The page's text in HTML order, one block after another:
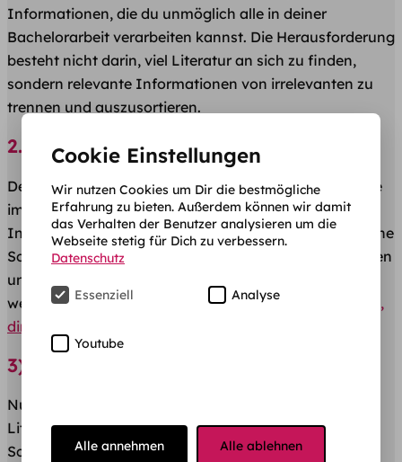
Informationen, die du unmöglich alle in deiner
Bachelorarbeit verarbeiten kannst. Die Herausforderung
besteht nicht darin, viel Literatur an sich zu finden,
sondern relevante Informationen von irrelevanten zu
trennen und auszusortieren.
2.) Tipps vom Prof
Deine Profs können dir helfen! ​Diese Person ist Experte
im Verfassen solcher Arbeiten und haben Zugriff auf
Informationen, die dir noch verborgen sind. Daher keine
Scheu und frag nach Literatur, eventueller Anlaufstellen
und nach Autoren die für dein Thema empfohlen
werden. Hier findest du
Tipps wie du deinem Prof hilfst,
dir zu helfen.
3) Literatur suchen
Nun geht es an die Auffindung verschiedenster
Literatur zum Thema. Als Erstes solltest du dir
Schlagwörter setzen, um das Beschaffungsfeld
Cookie Einstellungen
Wir nutzen Cookies um Dir die bestmögliche
Erfahrung zu bieten. Außerdem können wir damit
das Verhalten der Benutzer analysieren um die
Webseite stetig für Dich zu verbessern.
Datenschutz
Essenziell Analyse
Youtube
Alle annehmen Alle ablehnen